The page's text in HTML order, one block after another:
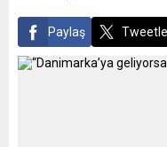
Paylaş Tweetle